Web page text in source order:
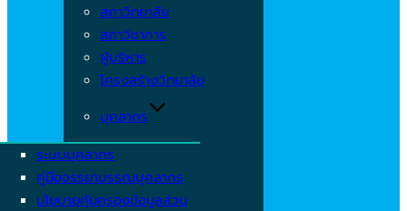
สภาวิทยาลัย
สภาวิชาการ
ผู้บริหาร
โครงสร้างวิทยาลัย
บุคลากร
ระบบบุคลากร
คู่มือจรรยาบรรณบุคลากร
นโยบายคุ้มครองข้อมูลส่วน